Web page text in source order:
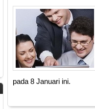
pada 8 Januari ini.